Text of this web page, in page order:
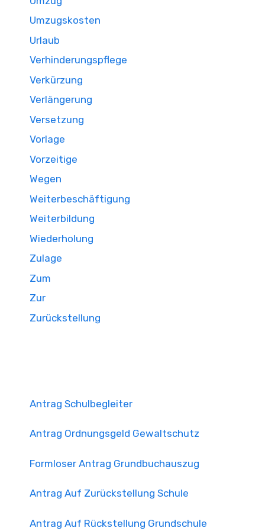
Umzugskosten
Urlaub
Verhinderungspflege
Verkürzung
Verlängerung
Versetzung
Vorlage
Vorzeitige
Wegen
Weiterbeschäftigung
Weiterbildung
Wiederholung
Zulage
Zum
Zur
Zurückstellung
Antrag Schulbegleiter
Antrag Ordnungsgeld Gewaltschutz
Formloser Antrag Grundbuchauszug
Antrag Auf Zurückstellung Schule
Antrag Auf Rückstellung Grundschule